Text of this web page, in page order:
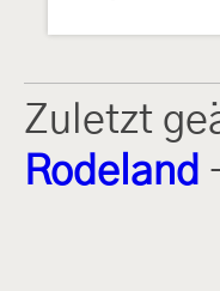
Zuletzt
Rodeland